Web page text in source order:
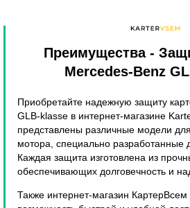
Преимущества-
Mercedes-Benz
Приобретайте надежную защиту
GLB-klasse в интернет-магазине
представлены различные модели
мотора, специально разработанные
Каждая защита изготовлена из
обеспечивающих долговечность и
Также интернет-магазин КартерВсем